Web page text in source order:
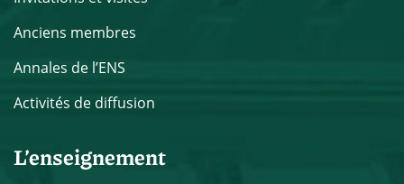
Anciens membres
Annales de l’ENS
Activités de diffusion
L’enseignement